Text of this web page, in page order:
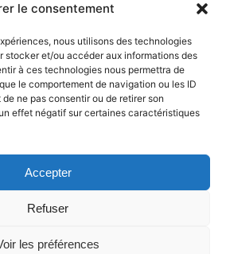
le consentement
nous utilisons des technologies
stocker et/ou accéder aux informations des
à ces technologies nous permettra de
le comportement de navigation ou les ID
ne pas consentir ou de retirer son
effet négatif sur certaines caractéristiques
Accepter
Refuser
les préférences